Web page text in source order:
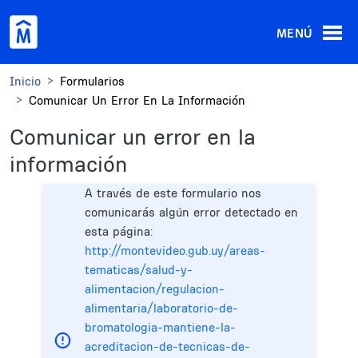
MENÚ
Inicio
Formularios
Comunicar Un Error En La Información
Comunicar un error en la
información
A través de este formulario nos
comunicarás algún error detectado en
esta página:
http://montevideo.gub.uy/areas-
tematicas/salud-y-
alimentacion/regulacion-
alimentaria/laboratorio-de-
bromatologia-mantiene-la-
acreditacion-de-tecnicas-de-